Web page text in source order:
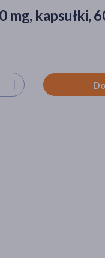
mg, kapsułki,